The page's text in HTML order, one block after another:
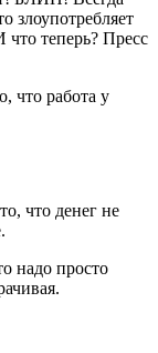
злоупотребляет
теперь? Пресс
что работа у
что денег не
надо просто